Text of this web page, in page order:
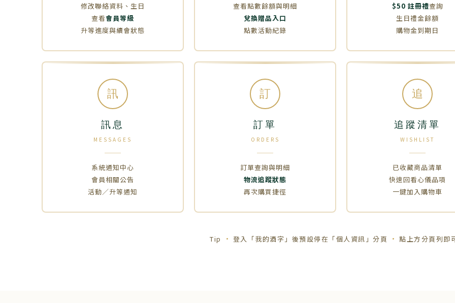
修改聯絡資料、生日
查看會員等級
升等進度與續會狀態
查看點數餘額與明細
兌換贈品入口
點數活動紀錄
$50 註冊禮查詢
生日禮金餘額
購物金到期日
訊
訊息
MESSAGES
系統通知中心
會員相關公告
活動／升等通知
訂
訂單
ORDERS
訂單查詢與明細
物流追蹤狀態
再次購買捷徑
追
追蹤清單
WISHLIST
已收藏商品清單
快速回看心儀品項
一鍵加入購物車
Tip 登入「我的酒字」後預設停在「個人資訊」分頁 點上方分頁列即